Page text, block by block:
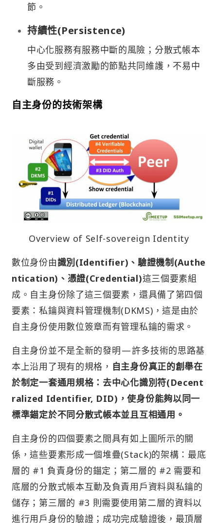
節。
持續性(Persistence)
中心化服務有服務中斷的風險；分散式帳本
多由受到經濟激勵的節點共同維護，不易中
斷服務。
自主身份的技術架構
Overview of Self-sovereign Identity
數位身份由識別(Identifier)、驗證機制(Authe
ntication)、憑證(Credential)這三個要素組
成。自主身份除了這三個要素，還具備了第四個
要素：私鑰與資料管理機制(DKMS)，這是由於
自主身份使用數位簽章而有管理私鑰的需求。
自主身份並不是全新的發明 — 許多技術的思路基
本上沿用了現有的規格， 自主身份真正的創舉在
於制定一套通用規格：去中心化識別符(Decent
ralized Identifier, DID)，使身份能夠以同一
標準錨定於不同分散式帳本並且互相通用。
自主身份的四個要素之間具有如上圖所示的關
係，這些要素形成一個堆疊(Stack)的架構：最底
層的 #1 負責身份的錨定；第二層的 #2 需要和
底層的分散式帳本互動及負責用戶資料與私鑰的
儲存；第三層的 #3 則需要使用第二層的資料以
進行用戶身份的驗證；成功完成驗證後，最頂層